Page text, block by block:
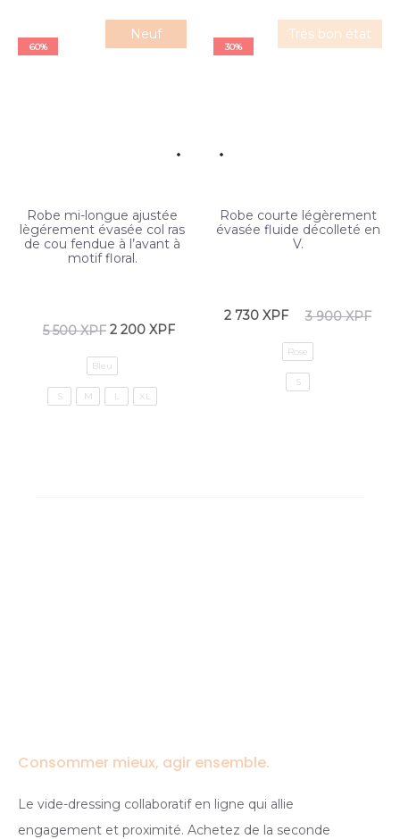
Neuf
60%
Robe mi-longue ajustée
lègérement évasée col ras
de cou fendue à l’avant à
motif floral.
5 500XPF 2 200 XPF
Bleu
S M L XL
Très bon état
30%
Robe courte légèrement
évasée fluide décolleté en
V.
3 900XPF
2 730 XPF
Rose
S
Consommer mieux, agir ensemble.
Le vide-dressing collaboratif en ligne qui allie
engagement et proximité. Achetez de la seconde